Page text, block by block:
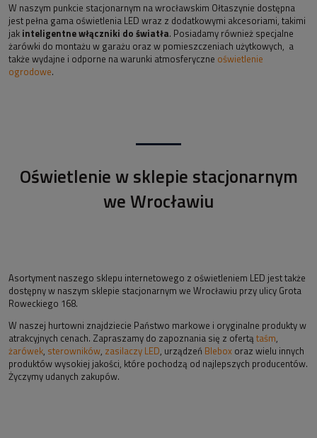
W naszym punkcie stacjonarnym na wrocławskim Ołtaszynie dostępna
jest pełna gama oświetlenia LED wraz z dodatkowymi akcesoriami, takimi
jak inteligentne włączniki do światła. Posiadamy również specjalne
żarówki do montażu w garażu oraz w pomieszczeniach użytkowych, a
także wydajne i odporne na warunki atmosferyczne oświetlenie
ogrodowe.
Oświetlenie w sklepie stacjonarnym
we Wrocławiu
Asortyment naszego sklepu internetowego z oświetleniem LED jest także
dostępny w naszym sklepie stacjonarnym we Wrocławiu przy ulicy Grota
Roweckiego 168.
W naszej hurtowni znajdziecie Państwo markowe i oryginalne produkty w
atrakcyjnych cenach. Zapraszamy do zapoznania się z ofertą taśm,
żarówek, sterowników, zasilaczy LED, urządzeń Blebox oraz wielu innych
produktów wysokiej jakości, które pochodzą od najlepszych producentów.
Życzymy udanych zakupów.